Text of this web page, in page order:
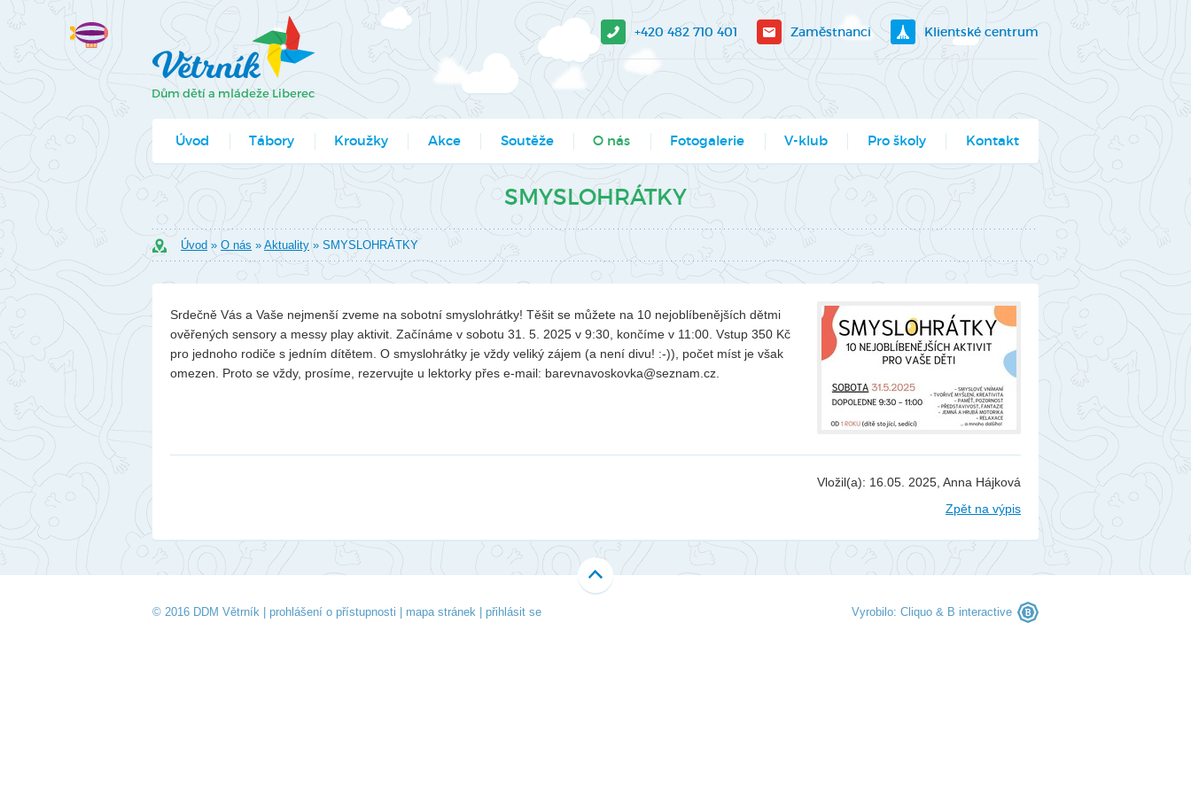
+420 482 710 401 Zaměstnanci Klientské centrum
Úvod Tábory Kroužky
Jak se přihlásit?
Formuláře ke stažení
Akce Soutěže
Moje město Liberec
Umělecké přehlídky
Výsledky soutěží MŠMT -
O nás
Aktuality
Podcasty
Povedlo se
Činnosti
Zaměstnanci
Projekty
Fotogalerie
Akce
Kroužky
Kurzy, semináře
Projekty
Soutěže
V-klub
Tábory
Programy pro školy
Liberec
Akce ve Véčku
Pro školy Kontakt
SMYSLOHRÁTKY
Úvod » O nás » Aktuality » SMYSLOHRÁTKY
Srdečně Vás a Vaše nejmenší zveme na sobotní smyslohrátky! Těšit se můžete na 10 nejoblíbenějších dětmi
ověřených sensory a messy play aktivit. Začínáme v sobotu 31. 5. 2025 v 9:30, končíme v 11:00. Vstup 350 Kč
pro jednoho rodiče s jedním dítětem. O smyslohrátky je vždy veliký zájem (a není divu! :-)), počet míst je však
omezen. Proto se vždy, prosíme, rezervujte u lektorky přes e-mail: barevnavoskovka@seznam.cz.
Vložil(a): 16.05. 2025, Anna Hájková
Zpět na výpis
© 2016 DDM Větrník | prohlášení o přístupnosti mapa stránek přihlásit se Vyrobilo: Cliquo & B interactive